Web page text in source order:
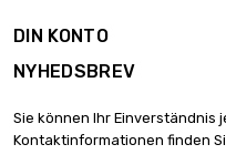
DIN KONTO
NYHEDSBREV
Sie können Ihr Einverständnis
Kontaktinformationen finden